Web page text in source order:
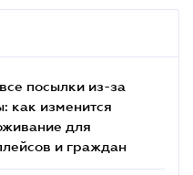
посылки из-за
как изменится
для
и граждан